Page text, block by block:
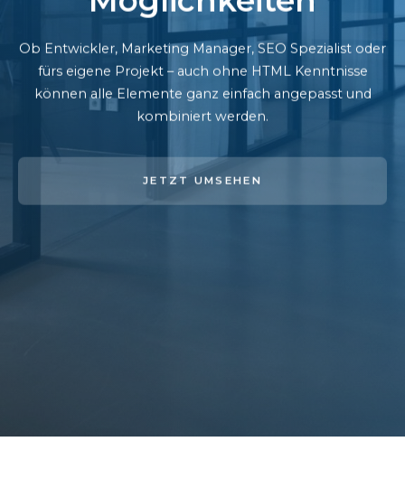
Ob Entwickler, Marketing Manager, SEO Spezialist oder
fürs eigene Projekt – auch ohne HTML Kenntnisse
können alle Elemente ganz einfach angepasst und
kombiniert werden.
JETZT UMSEHEN